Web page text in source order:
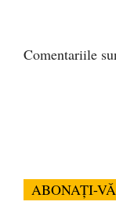
Comentariile
ABONAȚI-VĂ